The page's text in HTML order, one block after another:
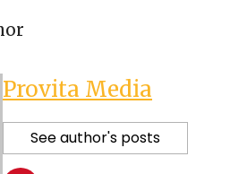
Provita Media
See author's posts